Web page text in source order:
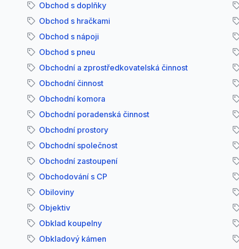
Obchod s doplňky
Obchod s hračkami
Obchod s nápoji
Obchod s pneu
Obchodní a zprostředkovatelská činnost
Obchodní činnost
Obchodní komora
Obchodní poradenská činnost
Obchodní prostory
Obchodní společnost
Obchodní zastoupení
Obchodování s CP
Obiloviny
Objektiv
Obklad koupelny
Obkladový kámen